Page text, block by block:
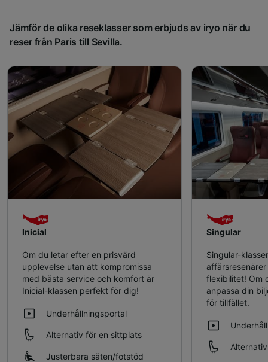
Jämför de olika reseklasser som erbjuds av iryo när du
reser från Paris till Sevilla.
Inicial
Om du letar efter en prisvärd
upplevelse utan att kompromissa
med bästa service och komfort är
Inicial-klassen perfekt för dig!
Underhållningsportal
Alternativ för en sittplats
Justerbara säten/fotstöd
Singular
Singular-
flexibilitet! Om
anpassa din
för tillfället.